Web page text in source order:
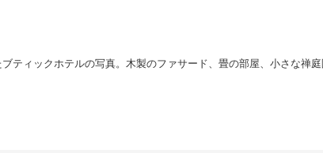
ティックホテルの写真。木製のファサード、畳の部屋、小さな禅庭